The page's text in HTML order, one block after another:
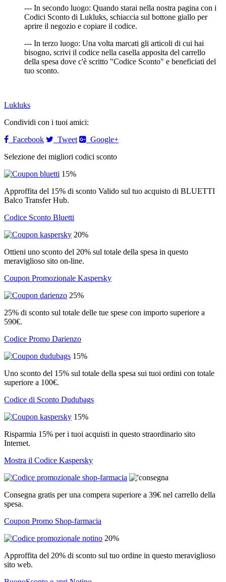
--- In secondo luogo: Quando starai nella nostra pagina con i
Codici Sconto di Lukluks, schiaccia sul bottone giallo per
aprire il negozio e copiare il codice.
--- In terzo luogo: Una volta marcati gli articoli di cui hai
bisogno, scrivi il codice nella casella apposita del carrello
della spesa dove c'è scritto "Codice Sconto" e beneficiati del
tuo sconto.
Lukluks
Condividi con i tuoi amici:
Facebook
Tweet
Google+
Selezione dei migliori codici sconto
15%
Approffita del 15% di sconto Valido sul tuo acquisto di BLUETTI
Balco Transfer Hub.
Codice Sconto Bluetti
20%
Ottieni uno sconto del 20% sul totale della spesa in questo
meraviglioso sito on-line.
Coupon Promozionale Kaspersky
25%
25% di sconto sul totale delle tue spese con importo superiore a
590€.
Codice Promo Darienzo
15%
Uno sconto del 15% sul totale della spesa sui tuoi ordini con totale
superiore a 100€.
Codice di Sconto Dudubags
15%
Risparmia 15% per i tuoi acquisti in questo straordinario sito
Internet.
Mostra il Codice Kaspersky
Consegna gratis per una compera superiore a 39€ nel carrello della
spesa.
Coupon Promo Shop-farmacia
20%
Approffita del 20% di sconto sul tuo ordine in questo meraviglioso
sito web.